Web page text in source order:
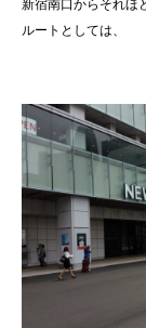
新宿南口からそれほ
ルートとしては、